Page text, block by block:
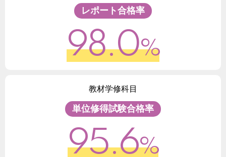
レポート合格率
98.0%
教材学修科目
単位修得試験合格率
95.6%